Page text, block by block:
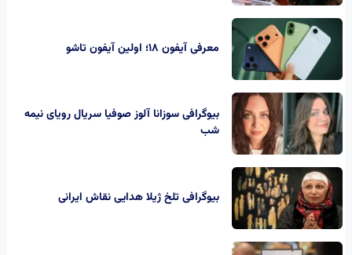
معرفی آیفون ۱۸؛ اولین آیفون تاشو
بیوگرافی سوزانا آلوز صوفیا سریال رویای نیمه
شب
بیوگرافی تلخ ژیلا هدایی نقاش ایرانی